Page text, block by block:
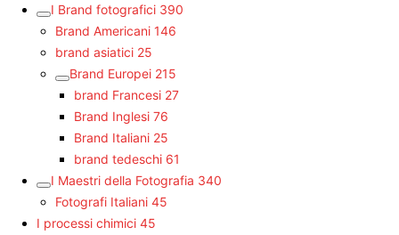
I Brand fotografici 390
Brand Americani 146
brand asiatici 25
Brand Europei 215
brand Francesi 27
Brand Inglesi 76
Brand Italiani 25
brand tedeschi 61
I Maestri della Fotografia 340
Fotografi Italiani 45
I processi chimici 45